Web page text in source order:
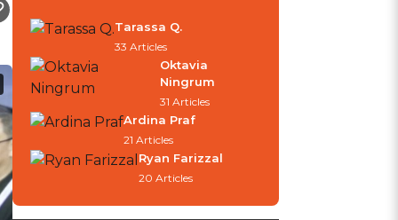
Tarassa Q.
33 Articles
Oktavia
Ningrum
31 Articles
Ardina Praf
21 Articles
Ryan Farizzal
20 Articles